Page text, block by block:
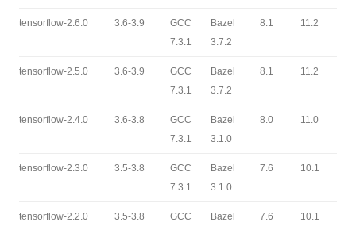
tensorflow-2.6.0 3.6-3.9
GCC
7.3.1
Bazel
3.7.2
8.1 11.2
tensorflow-2.5.0 3.6-3.9
GCC
7.3.1
Bazel
3.7.2
8.1 11.2
tensorflow-2.4.0 3.6-3.8
GCC
7.3.1
Bazel
3.1.0
8.0 11.0
tensorflow-2.3.0 3.5-3.8
GCC
7.3.1
Bazel
3.1.0
7.6 10.1
tensorflow-2.2.0 3.5-3.8
GCC
Bazel
7.6 10.1